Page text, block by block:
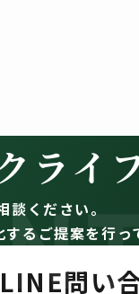
ライ
ください。
るご提案を行っ
LINE問い